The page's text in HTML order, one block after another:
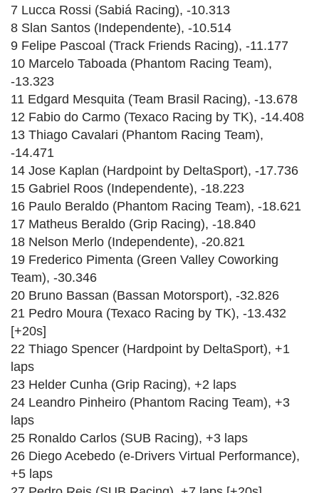
7 Lucca Rossi (Sabiá Racing), -10.313
8 Slan Santos (Independente), -10.514
9 Felipe Pascoal (Track Friends Racing), -11.177
10 Marcelo Taboada (Phantom Racing Team),
-13.323
11 Edgard Mesquita (Team Brasil Racing), -13.678
12 Fabio do Carmo (Texaco Racing by TK), -14.408
13 Thiago Cavalari (Phantom Racing Team),
-14.471
14 Jose Kaplan (Hardpoint by DeltaSport), -17.736
15 Gabriel Roos (Independente), -18.223
16 Paulo Beraldo (Phantom Racing Team), -18.621
17 Matheus Beraldo (Grip Racing), -18.840
18 Nelson Merlo (Independente), -20.821
19 Frederico Pimenta (Green Valley Coworking
Team), -30.346
20 Bruno Bassan (Bassan Motorsport), -32.826
21 Pedro Moura (Texaco Racing by TK), -13.432
[+20s]
22 Thiago Spencer (Hardpoint by DeltaSport), +1
laps
23 Helder Cunha (Grip Racing), +2 laps
24 Leandro Pinheiro (Phantom Racing Team), +3
laps
25 Ronaldo Carlos (SUB Racing), +3 laps
26 Diego Acebedo (e-Drivers Virtual Performance),
+5 laps